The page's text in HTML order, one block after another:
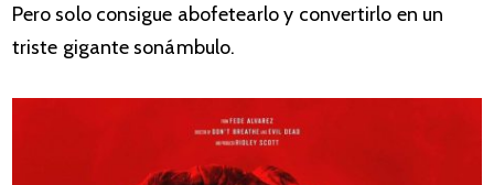
Pero solo consigue abofetearlo y convertirlo en un
triste gigante sonámbulo.